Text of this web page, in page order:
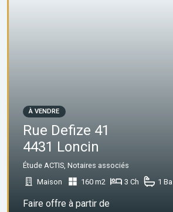
À VENDRE
Rue Defize 41
4431 Loncin
Étude ACTIS, Notaires associés
Maison
160 m2 3 Ch 1 Ba
Faire offre à partir de